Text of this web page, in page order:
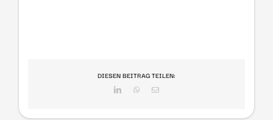
DIESEN BEITRAG TEILEN:
LinkedInWhatsApp
E-